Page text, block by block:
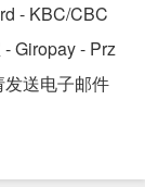
- KBC/CBC
Giropay - Prz
送电子邮件